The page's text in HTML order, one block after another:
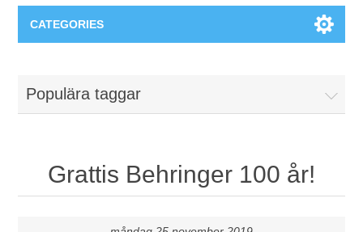
CATEGORIES
Metallkapning
Utbildning
Populära taggar
Grattis Behringer 100 år!